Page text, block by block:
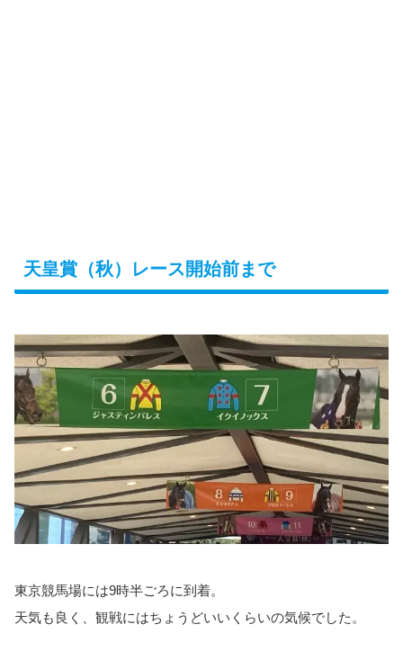
天皇賞（秋）レース開始前まで
東京競馬場には9時半ごろに到着。
天気も良く、観戦にはちょうどいいくらいの気候でした。